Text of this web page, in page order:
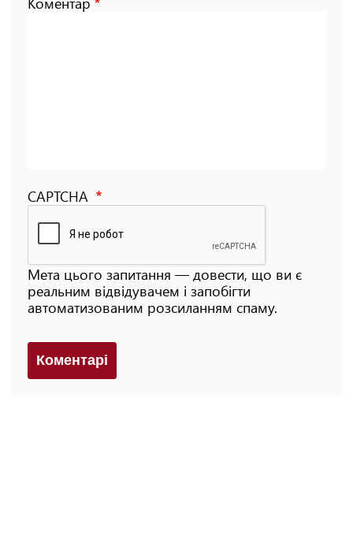
CAPTCHA
Мета цього запитання — довести, що ви є
реальним відвідувачем і запобігти
автоматизованим розсиланням спаму.
Коментарi